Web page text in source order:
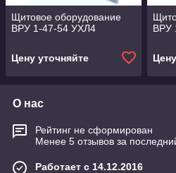
Щитовое оборудование
ВРУ 1-47-54 УХЛ4
Цену уточняйте
ВРУ
О нас
Рейтинг не сформирован
Менее 5 отзывов за
Работает с 14.12.2016